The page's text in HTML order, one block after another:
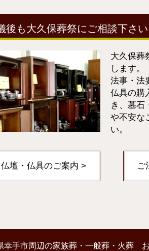
後も大久保葬祭にご相談下さい
大久保葬
します。
法事・法
仏具の購
き、墓石
や不安な
い。
仏壇・仏具のご案内 > ご
幸手市周辺の家族葬・一般葬・火葬